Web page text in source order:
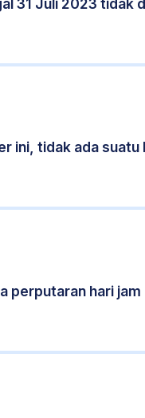
31 Juli 2023 tidak
ini, tidak ada
perputaran hari